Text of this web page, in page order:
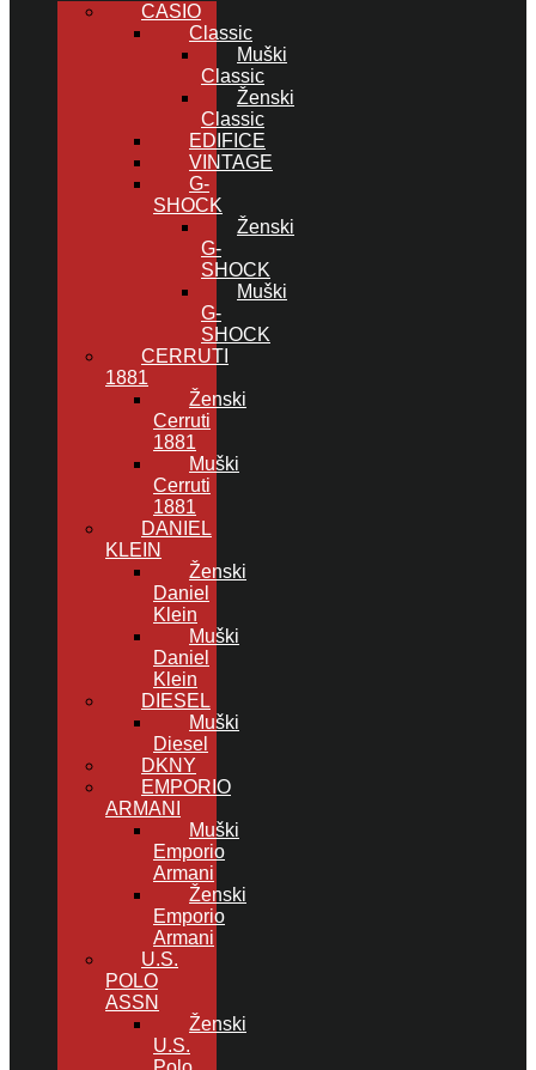
CASIO
Classic
Muški
Classic
Ženski
Classic
EDIFICE
VINTAGE
G-
SHOCK
Ženski
G-
SHOCK
Muški
G-
SHOCK
CERRUTI
1881
Ženski
Cerruti
1881
Muški
Cerruti
1881
DANIEL
KLEIN
Ženski
Daniel
Klein
Muški
Daniel
Klein
DIESEL
Muški
Diesel
DKNY
EMPORIO
ARMANI
Muški
Emporio
Armani
Ženski
Emporio
Armani
U.S.
POLO
ASSN
Ženski
U.S.